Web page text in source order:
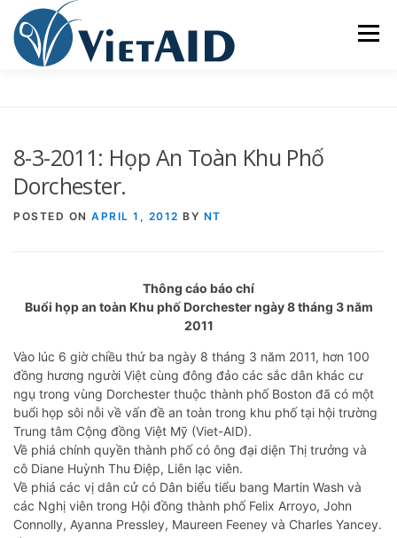
content
Menu
TRUNG TÂM CỘNG ĐỒNG SINH HOẠT
8-3-2011: Họp An Toàn Khu Phố
Dorchester.
POSTED ON APRIL 1, 2012 BY NT
Thông cáo báo chí
Buổi họp an toàn Khu phố Dorchester ngày 8 tháng 3 năm
2011
Vào lúc 6 giờ chiều thứ ba ngày 8 tháng 3 năm 2011, hơn 100
đồng hương người Việt cùng đông đảo các sắc dân khác cư
ngụ trong vùng Dorchester thuộc thành phố Boston đã có một
buổi họp sôi nỗi về vấn đề an toàn trong khu phố tại hội trường
Trung tâm Cộng đồng Việt Mỹ (Viet-AID).
Về phiá chính quyền thành phố có ông đại diện Thị trưởng và
cô Diane Huỳnh Thu Điệp, Liên lạc viên.
Về phiá các vị dân cử có Dân biểu tiểu bang Martin Wash và
các Nghị viên trong Hội đồng thành phố Felix Arroyo, John
Connolly, Ayanna Pressley, Maureen Feeney và Charles Yancey.